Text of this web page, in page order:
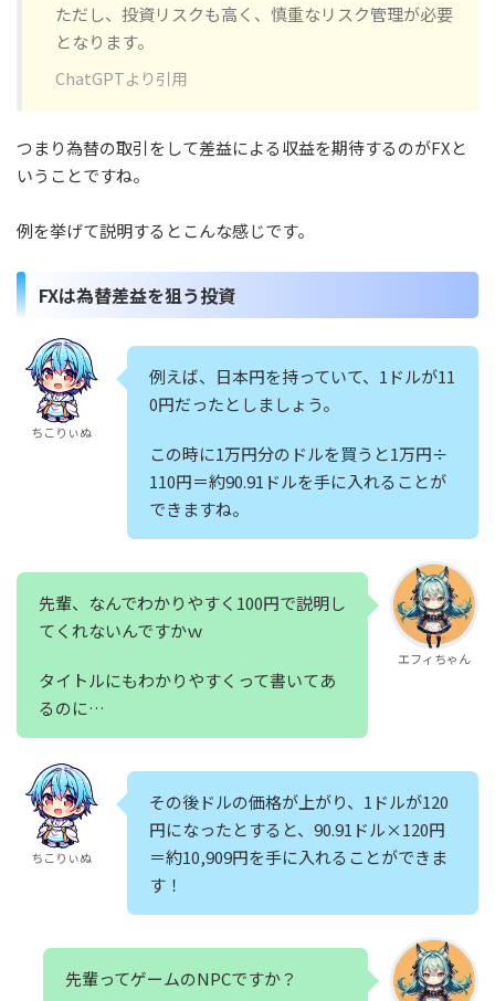
ただし、投資リスクも高く、慎重なリスク管理が必要
となります。
ChatGPTより引用
つまり為替の取引をして差益による収益を期待するのがFXと
いうことですね。
例を挙げて説明するとこんな感じです。
FXは為替差益を狙う投資
ちこりぃぬ
例えば、日本円を持っていて、1ドルが11
0円だったとしましょう。
この時に1万円分のドルを買うと1万円÷
110円＝約90.91ドルを手に入れることが
できますね。
先輩、なんでわかりやすく100円で説明し
てくれないんですかｗ
タイトルにもわかりやすくって書いてあ
るのに…
エフィちゃん
ちこりぃぬ
その後ドルの価格が上がり、1ドルが120
円になったとすると、90.91ドル×120円
＝約10,909円を手に入れることができま
す！
先輩ってゲームのNPCですか？